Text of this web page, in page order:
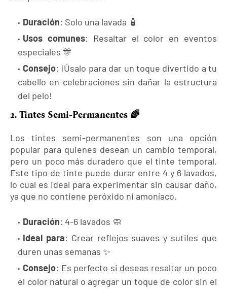
Duración: Solo una lavada 🧴
Usos comunes: Resaltar el color en eventos
especiales 🎊
Consejo: ¡Úsalo para dar un toque divertido a tu
cabello en celebraciones sin dañar la estructura
del pelo!
2. Tintes Semi-Permanentes 🌈
Los tintes semi-permanentes son una opción
popular para quienes desean un cambio temporal,
pero un poco más duradero que el tinte temporal.
Este tipo de tinte puede durar entre 4 y 6 lavados,
lo cual es ideal para experimentar sin causar daño,
ya que no contiene peróxido ni amoníaco.
Duración: 4-6 lavados 🧼
Ideal para: Crear reflejos suaves y sutiles que
duren unas semanas ✨
Consejo: Es perfecto si deseas resaltar un poco
el color natural o agregar un toque de color sin el